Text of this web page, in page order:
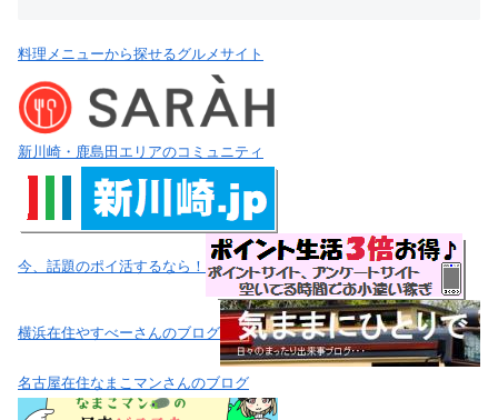
料理メニューから探せるグルメサイト
新川崎・鹿島田エリアのコミュニティ
今、話題のポイ活するなら！
横浜在住やすべーさんのブログ
名古屋在住なまこマンさんのブログ